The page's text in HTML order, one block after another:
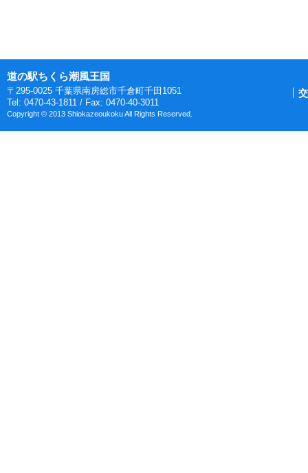
道の駅ちくら潮風王国
〒295-0025 千葉県南房総市千倉町千田1051
Tel: 0470-43-1811 / Fax: 0470-40-3011
Copyright © 2013 Shiokazeoukoku All Rights Reserved.